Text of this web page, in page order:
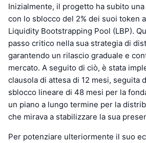
Inizialmente, il progetto ha subito
con lo sblocco del 2% dei suoi token
Liquidity Bootstrapping Pool (LBP).
passo critico nella sua strategia di
garantendo un rilascio graduale e
mercato. A seguito di ciò, è stata
clausola di attesa di 12 mesi, seguita
sblocco lineare di 48 mesi per la
un piano a lungo termine per la
che mirava a stabilizzare la sua
Per potenziare ulteriormente il suo